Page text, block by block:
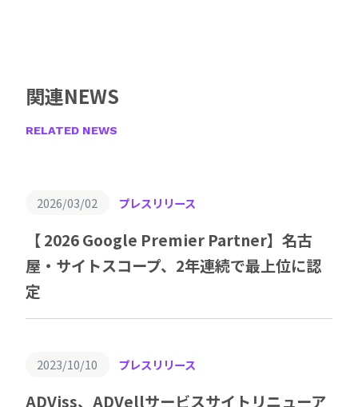
関連NEWS
RELATED NEWS
2026/03/02 プレスリリース
【 2026 Google Premier Partner】名古
屋・サイトスコープ、2年連続で最上位に認
定
2023/10/10 プレスリリース
ADViss、ADVellサービスサイトリニューア